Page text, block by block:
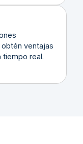
ventajas
tiempo real.